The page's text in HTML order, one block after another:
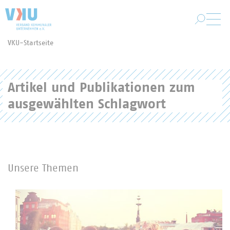
VKU-Startseite
Artikel und Publikationen zum
ausgewählten Schlagwort
Unsere Themen